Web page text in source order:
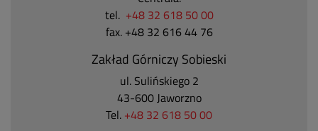
tel. +48 32 618 50 00
fax. +48 32 616 44 76
Zakład Górniczy Sobieski
ul. Sulińskiego 2
43-600 Jaworzno
Tel. +48 32 618 50 00